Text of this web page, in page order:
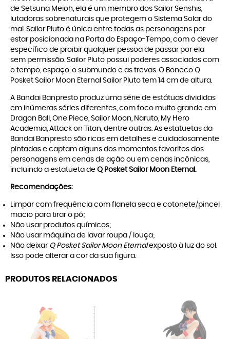
de Setsuna Meioh, ela é um membro dos Sailor Senshis,
lutadoras sobrenaturais que protegem o Sistema Solar do
mal. Sailor Pluto é única entre todas as personagens por
estar posicionada na Porta do Espaço-Tempo, com o dever
específico de proibir qualquer pessoa de passar por ela
sem permissão. Sailor Pluto possui poderes associados com
o tempo, espaço, o submundo e as trevas. O Boneco Q
Posket Sailor Moon Eternal Sailor Pluto tem 14 cm de altura.
A Bandai Banpresto produz uma série de estátuas divididas
em inúmeras séries diferentes, com foco muito grande em
Dragon Ball, One Piece, Sailor Moon, Naruto, My Hero
Academia, Attack on Titan, dentre outras. As estatuetas da
Bandai Banpresto são ricas em detalhes e cuidadosamente
pintadas e captam alguns dos momentos favoritos dos
personagens em cenas de ação ou em cenas incônicas,
incluindo a estatueta de Q Posket Sailor Moon Eternal.
Recomendações:
Limpar com frequência com flanela seca e cotonete/pincel
macio para tirar o pó;
Não usar produtos químicos;
Não usar máquina de lavar roupa / louça;
Não deixar Q Posket Sailor Moon Eternalexposto à luz do sol.
Isso pode alterar a cor da sua figura.
PRODUTOS RELACIONADOS